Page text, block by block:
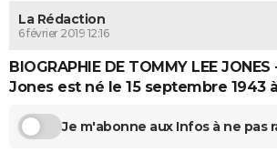
Retraite
Impôts
Epargne
Immobilier
Risques naturels par ville
Banque
Assurance
Crédit
AUTO
Essais
Réserver un essai
Citadines
Berlines
SUV
Forum auto
+
HIGH-TECH
Mobiles
Meilleur smartphone
Internet
Ordinateurs
Jeux vidéo
Guide high-tech
BRICOLAGE
La Rédaction
6 février 2019 12:16
BIOGRAPHIE DE TOMMY LEE
Jones est né le 15 septembre 1943
Je m'abonne aux Infos à ne pas